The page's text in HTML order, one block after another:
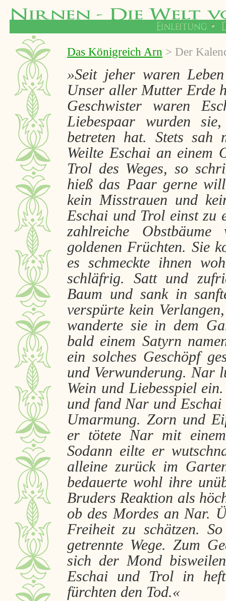
Das Königreich Arn > Der
»Seit jeher waren
Unser aller Mutter Erde
Geschwister waren
Liebespaar wurden
betreten hat. Stets sah
Weilte Eschai an
Trol des Weges, so
hieß das Paar gerne
kein Misstrauen und
Eschai und Trol einst zu
zahlreiche
goldenen Früchten. Sie
es schmeckte ihnen
schläfrig. Satt und
Baum und sank in
verspürte kein
wanderte sie in dem
bald einem Satyrn
ein solches Geschöpf
und Verwunderung. Nar
Wein und Liebesspiel
und fand Nar und
Umarmung. Zorn und
er tötete Nar mit
Sodann eilte er
alleine zurück im
bedauerte wohl ihre
Bruders Reaktion als
ob des Mordes an Nar.
Freiheit zu schätzen.
getrennte Wege. Zum
sich der Mond
Eschai und Trol in
fürchten den Tod.«